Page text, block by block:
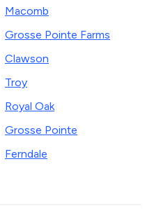
Macomb
Grosse Pointe Farms
Clawson
Troy
Royal Oak
Grosse Pointe
Ferndale